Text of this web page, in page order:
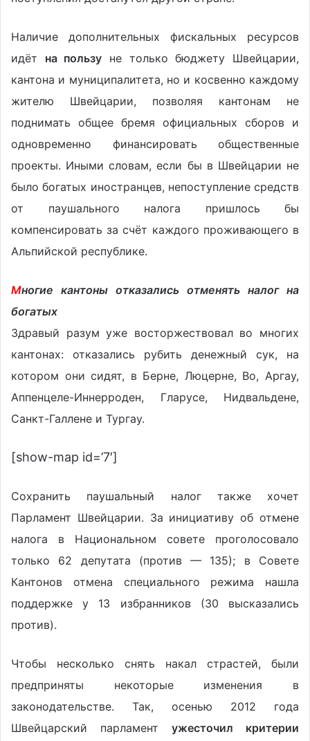
Наличие дополнительных фискальных ресурсов
идёт на пользу не только бюджету Швейцарии,
кантона и муниципалитета, но и косвенно каждому
жителю Швейцарии, позволяя кантонам не
поднимать общее бремя официальных сборов и
одновременно финансировать общественные
проекты. Иными словам, если бы в Швейцарии не
было богатых иностранцев, непоступление средств
от паушального налога пришлось бы
компенсировать за счёт каждого проживающего в
Альпийской республике.
Многие кантоны отказались отменять налог на
богатых
Здравый разум уже восторжествовал во многих
кантонах: отказались рубить денежный сук, на
котором они сидят, в Берне, Люцерне, Во, Аргау,
Аппенцеле-Иннерроден, Гларусе, Нидвальдене,
Санкт-Галлене и Тургау.
[show-map id=’7′]
Сохранить паушальный налог также хочет
Парламент Швейцарии. За инициативу об отмене
налога в Национальном совете проголосовало
только 62 депутата (против — 135); в Совете
Кантонов отмена специального режима нашла
поддержке у 13 избранников (30 высказались
против).
Чтобы несколько снять накал страстей, были
предприняты некоторые изменения в
законодательстве. Так, осенью 2012 года
Швейцарский парламент ужесточил критерии